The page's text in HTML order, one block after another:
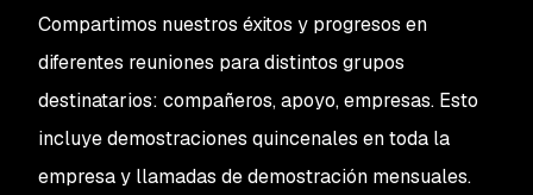
Compartimos nuestros éxitos y progresos en
diferentes reuniones para distintos grupos
destinatarios: compañeros, apoyo, empresas. Esto
incluye demostraciones quincenales en toda la
empresa y llamadas de demostración mensuales.